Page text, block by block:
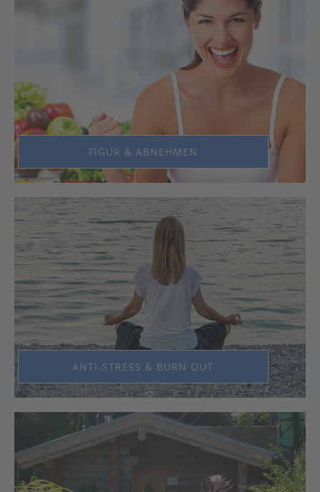
FIGUR & ABNEHMEN
ANTI-STRESS & BURN OUT